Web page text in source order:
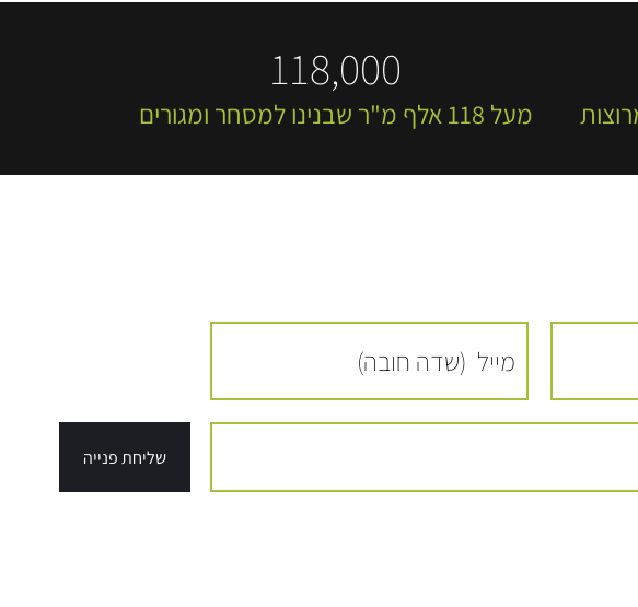
118,000
מעל 118 אלף מ"ר שבנינו למסחר ומגורים